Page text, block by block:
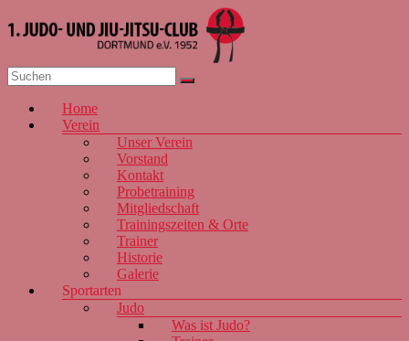
Inhalt
1. JJJC
Dortmund
e.V. 1952
Menü
Home
Verein
Unser Verein
Vorstand
Kontakt
Probetraining
Mitgliedschaft
Trainingszeiten & Orte
Trainer
Historie
Galerie
Sportarten
Judo
Was ist Judo?